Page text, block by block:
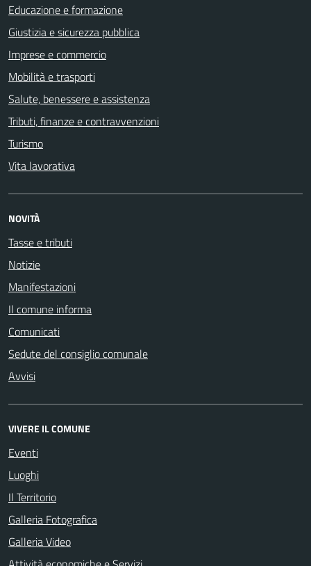
Educazione e formazione
Giustizia e sicurezza pubblica
Imprese e commercio
Mobilità e trasporti
Salute, benessere e assistenza
Tributi, finanze e contravvenzioni
Turismo
Vita lavorativa
NOVITÀ
Tasse e tributi
Notizie
Manifestazioni
Il comune informa
Comunicati
Sedute del consiglio comunale
Avvisi
VIVERE IL COMUNE
Eventi
Luoghi
Il Territorio
Galleria Fotografica
Galleria Video